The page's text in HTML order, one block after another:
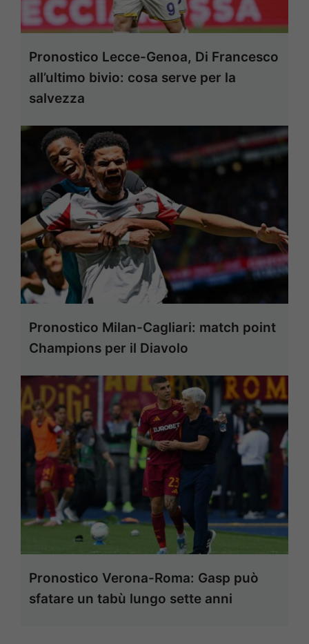
Pronostico Lecce-Genoa, Di Francesco
all’ultimo bivio: cosa serve per la
salvezza
Pronostico Milan-Cagliari: match point
Champions per il Diavolo
Pronostico Verona-Roma: Gasp può
sfatare un tabù lungo sette anni